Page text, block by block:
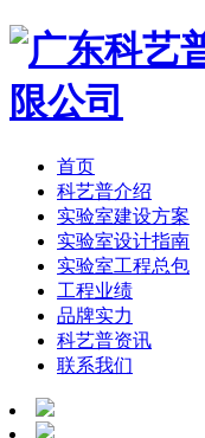
首页
科艺普介绍
实验室建设方案
实验室设计指南
实验室工程总包
工程业绩
品牌实力
科艺普资讯
联系我们